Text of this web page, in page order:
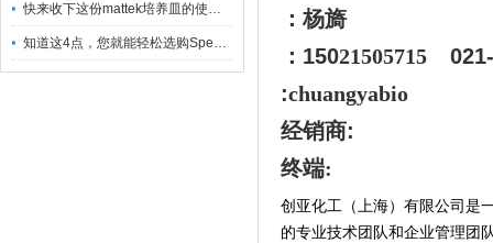
快来收下这份mattek培养皿的使用指南
知道这4点，您就能轻松选购Spectrum 膜
：杨旖
：15021505715
021-
:chuangyabio
经销商:
终端:
创亚化工（上海）有限公司是
的专业技术团队和企业管理团